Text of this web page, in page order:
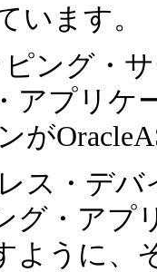
います。
ピング・
アプリ
が
ス・デ
グ・ア
ように、